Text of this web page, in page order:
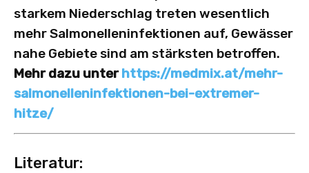
starkem Niederschlag treten wesentlich
mehr Salmonelleninfektionen auf, Gewässer
nahe Gebiete sind am stärksten betroffen.
Mehr dazu unterhttps://medmix.at/mehr-
salmonelleninfektionen-bei-extremer-
hitze/
Literatur: